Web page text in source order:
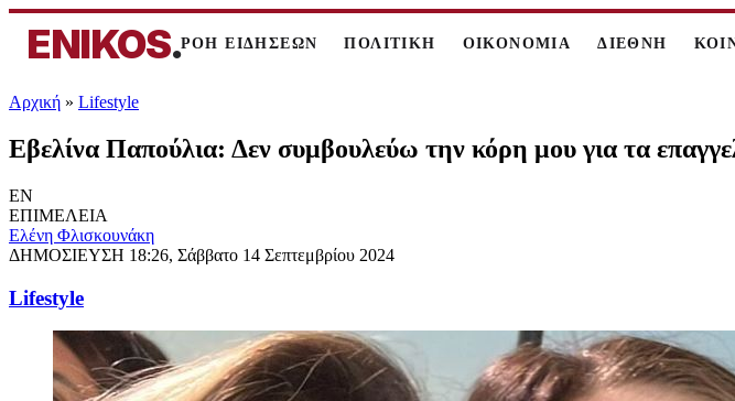
ENIKOS.ΡΟΗ ΕΙΔΗΣΕΩΝ ΠΟΛΙΤΙΚΗ ΟΙΚΟΝΟΜΙΑ ΔΙΕΘΝΗ
Αρχική » Lifestyle
Εβελίνα Παπούλια: Δεν συμβουλεύω την κόρη μου για τα
EN
ΕΠΙΜΕΛΕΙΑ
Ελένη Φλισκουνάκη
ΔΗΜΟΣΙΕΥΣΗ 18:26, Σάββατο 14 Σεπτεμβρίου 2024
Lifestyle